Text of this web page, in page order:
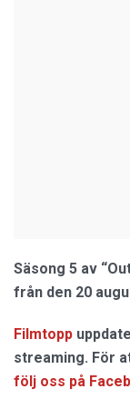
Säsong 5 av
från den 20
Filmtopp
streaming. För
följ oss på